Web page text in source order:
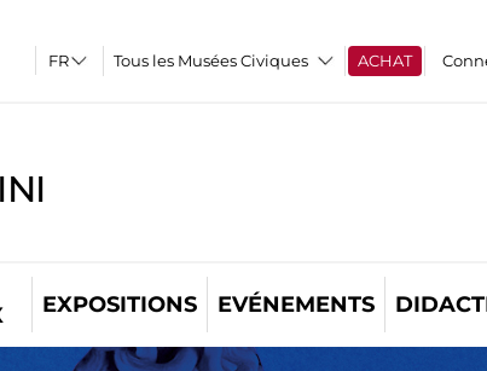
Tous les Musées Civiques ACHAT
EXPOSITIONS EVÉNEMENTS